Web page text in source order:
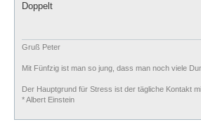
i
Doppelt
Gruß Peter
Mit Fünfzig ist man so jung, dass man noch viele
Der Hauptgrund für Stress ist der tägliche Kontakt
* Albert Einstein